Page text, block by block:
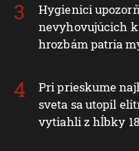
Hygienici
nevyhovujúcich
hrozbám patria
Pri prieskume
sveta sa utopil
vytiahli z hĺbky